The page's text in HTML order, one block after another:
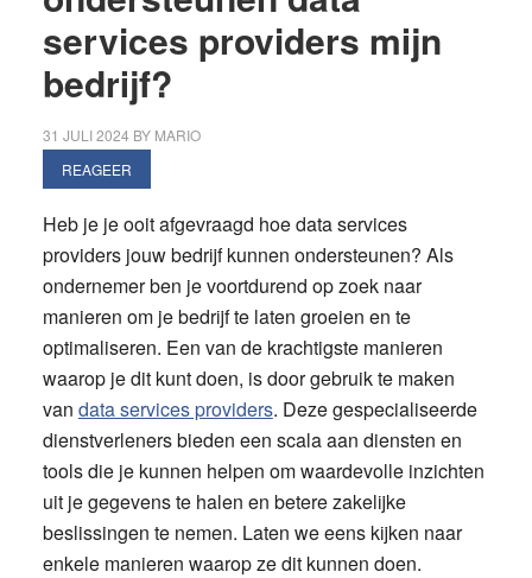
services providers mijn
bedrijf?
31 JULI 2024 BY MARIO
REAGEER
Heb je je ooit afgevraagd hoe data services
providers jouw bedrijf kunnen ondersteunen? Als
ondernemer ben je voortdurend op zoek naar
manieren om je bedrijf te laten groeien en te
optimaliseren. Een van de krachtigste manieren
waarop je dit kunt doen, is door gebruik te maken
van data services providers. Deze gespecialiseerde
dienstverleners bieden een scala aan diensten en
tools die je kunnen helpen om waardevolle inzichten
uit je gegevens te halen en betere zakelijke
beslissingen te nemen. Laten we eens kijken naar
enkele manieren waarop ze dit kunnen doen.